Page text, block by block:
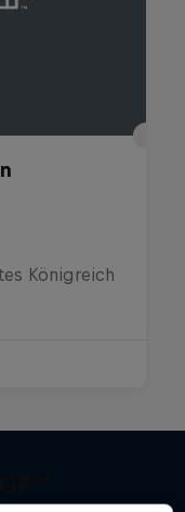
Königreich